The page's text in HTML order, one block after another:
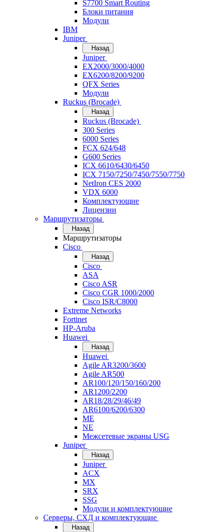
S7700 Smart Routing
Блоки питания
Модули
IBM
Juniper
Назад
Juniper
EX2000/3000/4000
EX6200/8200/9200
QFX Series
Модули
Ruckus (Brocade)
Назад
Ruckus (Brocade)
300 Series
6000 Series
FCX 624/648
G600 Series
ICX 6610/6430/6450
ICX 7150/7250/7450/7550/7750
NetIron CES 2000
VDX 6000
Комплектующие
Лицензии
Маршрутизаторы
Назад
Маршрутизаторы
Cisco
Назад
Cisco
ASA
Cisco ASR
Cisco CGR 1000/2000
Cisco ISR/С8000
Extreme Networks
Fortinet
HP-Aruba
Huawei
Назад
Huawei
Agile AR3200/3600
Agile AR500
AR100/120/150/160/200
AR1200/2200
AR18/28/29/46/49
AR6100/6200/6300
ME
NE
Межсетевые экраны USG
Juniper
Назад
Juniper
ACX
MX
SRX
SSG
Модули и комплектующие
Серверы, СХД и комплектующие
Назад